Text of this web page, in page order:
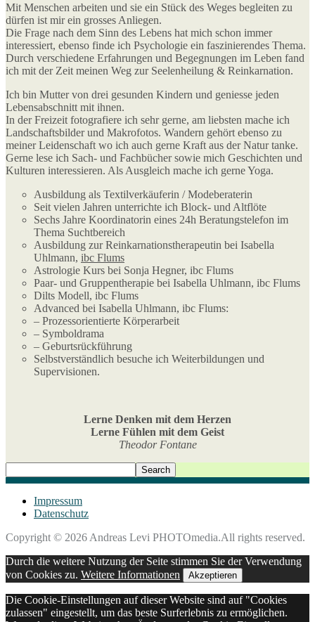
Mit Menschen arbeiten und sie ein Stück des Weges begleiten zu
dürfen ist mir ein grosses Anliegen.
Die Frage nach dem Sinn des Lebens hat mich schon immer
interessiert, ebenso finde ich Psychologie ein faszinierendes Thema.
Durch verschiedene Erfahrungen und Begegnungen im Leben fand
ich mit der Zeit meinen Weg zur Seelenheilung & Reinkarnation.
Ich bin Mutter von drei gesunden Kindern und geniesse jeden
Lebensabschnitt mit ihnen.
In der Freizeit fotografiere ich sehr gerne, am liebsten mache ich
Landschaftsbilder und Makrofotos. Wandern gehört ebenso zu
meiner Leidenschaft wo ich auch gerne Kraft aus der Natur tanke.
Gerne lese ich Sach- und Fachbücher sowie mich Geschichten und
Kulturen interessieren. Als Ausgleich mache ich gerne Yoga.
Ausbildung als Textilverkäuferin / Modeberaterin
Seit vielen Jahren unterrichte ich Block- und Altflöte
Sechs Jahre Koordinatorin eines 24h Beratungstelefon im
Thema Suchtbereich
Ausbildung zur Reinkarnationstherapeutin bei Isabella
Uhlmann, ibc Flums
Astrologie Kurs bei Sonja Hegner, ibc Flums
Paar- und Gruppentherapie bei Isabella Uhlmann, ibc Flums
Dilts Modell, ibc Flums
Advanced bei Isabella Uhlmann, ibc Flums:
– Prozessorientierte Körperarbeit
– Symboldrama
– Geburtsrückführung
Selbstverständlich besuche ich Weiterbildungen und
Supervisionen.
Lerne Denken mit dem Herzen
Lerne Fühlen mit dem Geist
Theodor Fontane
Impressum
Datenschutz
Copyright © 2026 Andreas Levi PHOTOmedia.All rights reserved.
Durch die weitere Nutzung der Seite stimmen Sie der Verwendung
von Cookies zu. Weitere Informationen Akzeptieren
Die Cookie-Einstellungen auf dieser Website sind auf "Cookies
zulassen" eingestellt, um das beste Surferlebnis zu ermöglichen.